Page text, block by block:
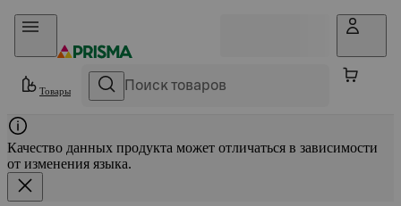
Прыгать в контент
Товары
Качество данных продукта может отличаться в зависимости
от изменения языка.